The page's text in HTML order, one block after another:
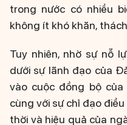
trong nước có nhiều
không ít khó khăn,
Tuy nhiên, nhờ sự nỗ
dưới sự lãnh đạo của
vào cuộc đồng bộ của
cùng với sự chỉ đạo
thời và hiệu quả của